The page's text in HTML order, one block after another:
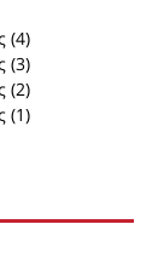
(4)
(3)
(2)
(1)